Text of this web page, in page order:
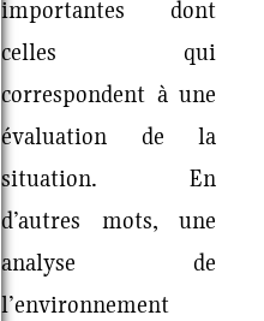
importantes dont
celles qui
correspondent à une
évaluation de la
situation. En
d’autres mots, une
analyse de
l’environnement